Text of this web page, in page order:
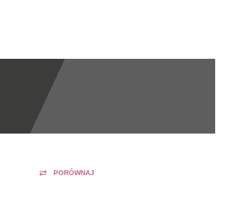
PORÓWNAJ